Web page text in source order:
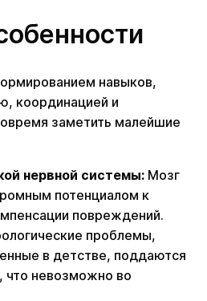
навыков,
координацией и
заметить малейшие
нервной системы: Мозг
потенциалом к
повреждений.
проблемы,
в детстве, поддаются
что невозможно во